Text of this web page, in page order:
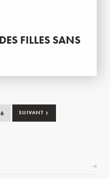
FILLES SANS
6 SUIVANT ›